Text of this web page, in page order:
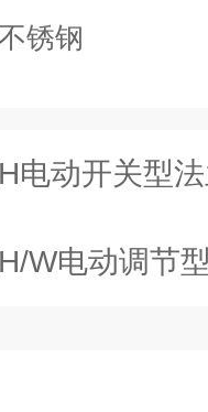
锈钢
电动开关型
W电动调节